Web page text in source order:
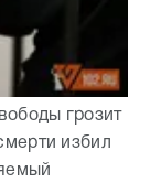
грозит
избил